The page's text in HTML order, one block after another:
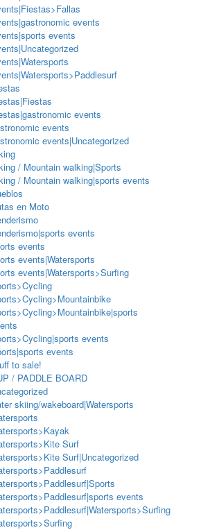
events
events
events
events
events|Uncategorized
/ Mountain walking|Sports
/ Mountain walking|sports events
en Moto
events
events
events|Watersports
events|Watersports>Surfing
events
events
to sale!
/ PADDLE BOARD
skiing/wakeboard|Watersports
Surf
Surf|Uncategorized
events